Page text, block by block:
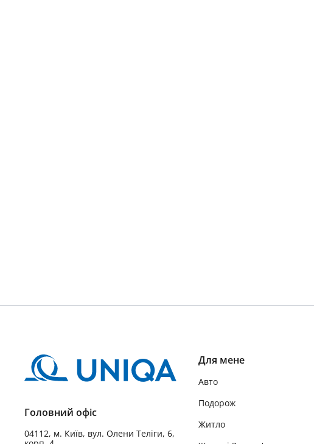
Головний офіс
04112, м. Київ, вул. Олени Теліги, 6,
Для мене
Авто
Подорож
Житло